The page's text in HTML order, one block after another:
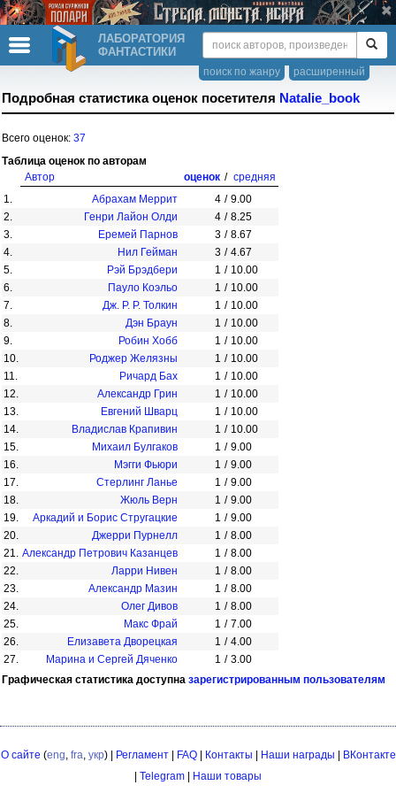
ЛАБОРАТОРИЯ
ФАНТАСТИКИ
расширенный
поиск по жанру
Подробная статистика оценок посетителя Natalie_book
Всего оценок: 37
Таблица оценок по авторам
Автор
оценок / средняя
1.
Абрахам Меррит 4 / 9.00
2.
Генри Лайон Олди 4 / 8.25
3.
Еремей Парнов 3 / 8.67
4.
Нил Гейман 3 / 4.67
5.
Рэй Брэдбери 1 / 10.00
6.
Пауло Коэльо 1 / 10.00
7.
Дж. Р. Р. Толкин 1 / 10.00
8.
Дэн Браун 1 / 10.00
9.
Робин Хобб 1 / 10.00
10.
Роджер Желязны 1 / 10.00
11.
Ричард Бах 1 / 10.00
12.
Александр Грин 1 / 10.00
13.
Евгений Шварц 1 / 10.00
14.
Владислав Крапивин 1 / 10.00
15.
Михаил Булгаков 1 / 9.00
16.
Мэгги Фьюри 1 / 9.00
17.
Стерлинг Ланье 1 / 9.00
18.
Жюль Верн 1 / 9.00
19.
Аркадий и Борис Стругацкие 1 / 9.00
20.
Джерри Пурнелл 1 / 8.00
21. Александр Петрович Казанцев 1 / 8.00
22.
Ларри Нивен 1 / 8.00
23.
Александр Мазин 1 / 8.00
24.
Олег Дивов 1 / 8.00
25.
Макс Фрай 1 / 7.00
26.
Елизавета Дворецкая 1 / 4.00
27.
Марина и Сергей Дяченко 1 / 3.00
Графическая статистика доступна зарегистрированным пользователям
О сайте (eng, fra, укр) | Регламент| FAQ| Контакты Наши награды
ВКонтакте
Telegram Наши товары